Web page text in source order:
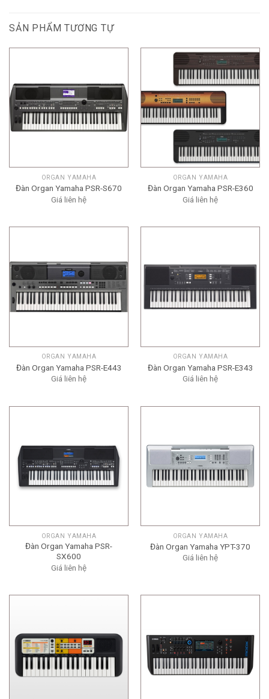
SẢN PHẨM TƯƠNG TỰ
ORGAN YAMAHA
Đàn Organ Yamaha PSR-S670
Giá liên hệ
ORGAN YAMAHA
Đàn Organ Yamaha PSR-E360
Giá liên hệ
ORGAN YAMAHA
Đàn Organ Yamaha PSR-E443
Giá liên hệ
ORGAN YAMAHA
Đàn Organ Yamaha PSR-E343
Giá liên hệ
ORGAN YAMAHA
Đàn Organ Yamaha PSR-
SX600
Giá liên hệ
ORGAN YAMAHA
Đàn Organ Yamaha YPT-370
Giá liên hệ